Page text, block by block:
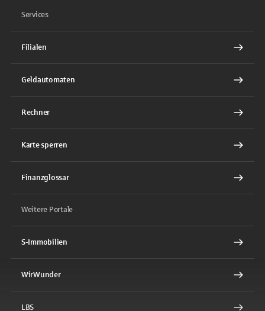
Services
Filialen
Geldautomaten
Rechner
Karte sperren
Finanzglossar
Weitere Portale
S-Immobilien
WirWunder
LBS